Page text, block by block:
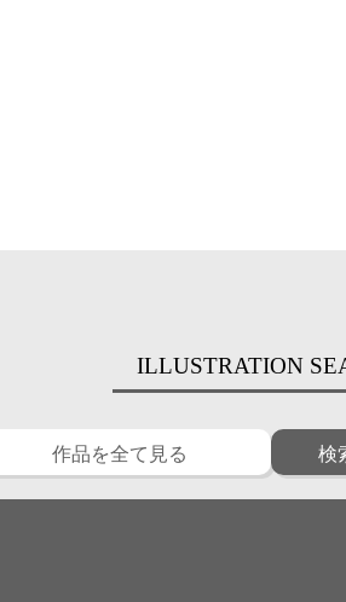
ILLUSTRATION
作品を全て見る 検